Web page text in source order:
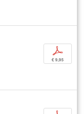
p
€ 9,95